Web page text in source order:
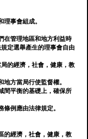
理事會組成。
在管理地區和地方利益時
定選舉產生的理事會自由
的經濟，社會，健康，教
地方當局行使監督權。
間平衡的基礎上，確保所
條例應由法律規定。
的經濟，社會，健康，教